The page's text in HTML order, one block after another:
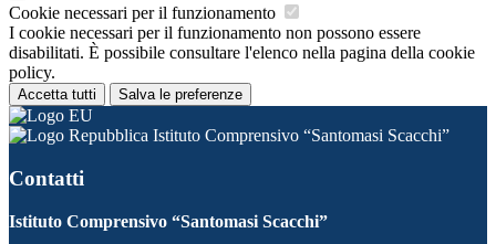
Cookie necessari per il funzionamento
I cookie necessari per il funzionamento non possono essere
disabilitati. È possibile consultare l'elenco nella pagina della cookie
policy.
Accetta tutti Salva le preferenze
Istituto Comprensivo “Santomasi Scacchi”
Contatti
Istituto Comprensivo “Santomasi Scacchi”